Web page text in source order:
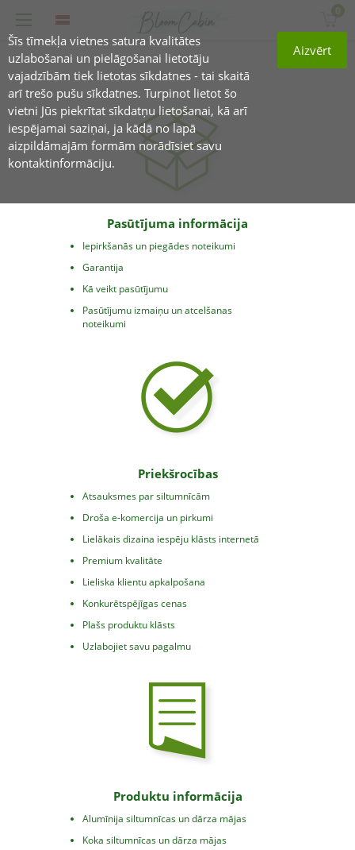
Šīs tīmekļa vietnes satura kvalitātes
uzlabošanai un pielāgošanai lietotāju
vajadzībām tiek lietotas sīkdatnes - tai skaitā
arī trešo pušu sīkdatnes. Turpinot lietot šo
vietni Jūs piekrītat sīkdatņu lietošanai, kā arī
iespējamai saziņai, ja kādā no lapā
aizpildāmajām formām norādīsiet savu
kontaktinformāciju.
Aizvērt
0
Pasūtījuma informācija
Iepirkšanās un piegādes noteikumi
Garantija
Kā veikt pasūtījumu
Pasūtījumu izmaiņu un atcelšanas
noteikumi
Priekšrocības
Atsauksmes par siltumnīcām
Droša e-komercija un pirkumi
Lielākais dizaina iespēju klāsts internetā
Premium kvalitāte
Lieliska klientu apkalpošana
Konkurētspējīgas cenas
Plašs produktu klāsts
Uzlabojiet savu pagalmu
Produktu informācija
Alumīnija siltumnīcas un dārza mājas
Koka siltumnīcas un dārza mājas